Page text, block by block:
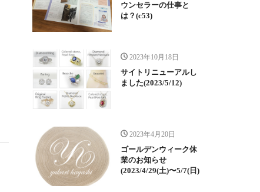
ウンセラーの仕事と
は？(c53)
2023年10月18日
サイトリニューアルし
ました(2023/5/12)
2023年4月20日
ゴールデンウィーク休
業のお知らせ
(2023/4/29(土)〜5/7(日)